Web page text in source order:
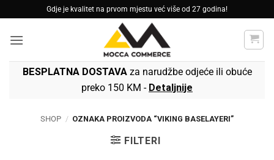
to
content
Gdje je kvalitet na prvom mjestu već više od 27 godina!
BESPLATNA DOSTAVAza narudžbe odjeće ili obuće
preko 150 KM - Detaljnije
SHOP / OZNAKA PROIZVODA “VIKING BASELAYERI”
FILTERI